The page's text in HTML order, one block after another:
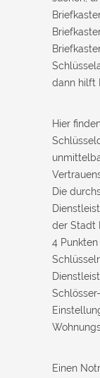
dann hilft
Hier
Die
der Stadt
4
Einen